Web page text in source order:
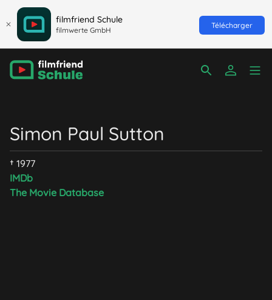
filmfriend Schule
filmwerte GmbH
Télécharger
Simon Paul Sutton
† 1977
IMDb
The Movie Database